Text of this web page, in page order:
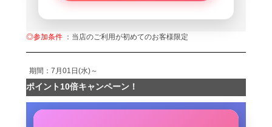
◎参加条件 ：当店のご利用が初めてのお客様限定
期間：7月01日(水)～
ポイント10倍キャンペーン！